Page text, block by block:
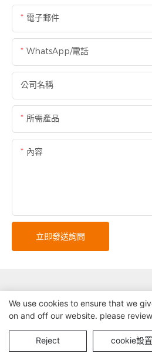
電子郵件
WhatsApp/電話
公司名稱
所需產品
內容
立即發送詢問
版權所有© 2025 深圳市精實自助終端
隱私權政策
We use cookies to ensure that we
on and off our website. please
Reject cookie設置